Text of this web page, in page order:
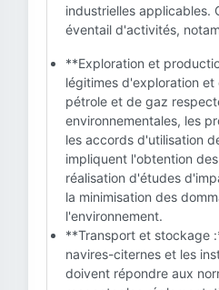
industrielles applicables.
éventail d'activités,
**Exploration et
légitimes d'exploration
pétrole et de gaz
environnementales, les
les accords d'utilisation
impliquent l'obtention
réalisation d'études
la minimisation des
l'environnement.
**Transport et stockage
navires-citernes et les
doivent répondre aux